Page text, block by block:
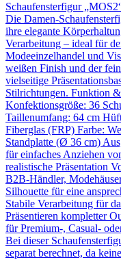
Schaufensterfigur
Die Damen-
ihre elegante
Verarbeitung – ideal für
Modeeinzelhandel und
weißen Finish und der
vielseitige
Stilrichtungen. Funktion
Konfektionsgröße: 36
Taillenumfang: 64 cm
Fiberglas (FRP) Farbe:
Standplatte (Ø 36 cm)
für einfaches Anziehen
realistische Präsentation
B2B-Händler,
Silhouette für eine
Stabile Verarbeitung für
Präsentieren kompletter
für Premium-, Casual-
Bei dieser
separat berechnet, da